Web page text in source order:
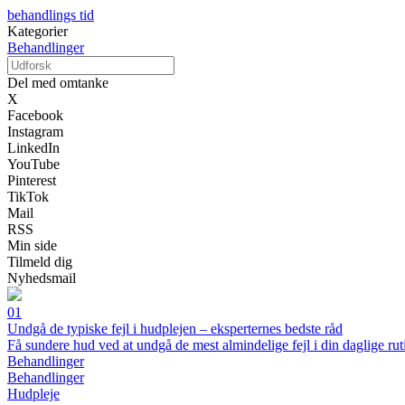
behandlings tid
Kategorier
Behandlinger
Del med omtanke
X
Facebook
Instagram
LinkedIn
YouTube
Pinterest
TikTok
Mail
RSS
Min side
Tilmeld dig
Nyhedsmail
01
Undgå de typiske fejl i hudplejen – eksperternes bedste råd
Få sundere hud ved at undgå de mest almindelige fejl i din daglige
Behandlinger
Behandlinger
Hudpleje